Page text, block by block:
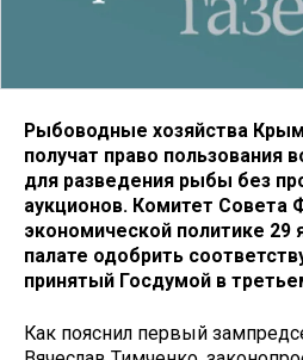
Рыбоводные хозяйства
получат право пользования
для разведения рыбы без
аукционов. Комитет Совета
экономической политике 29
палате одобрить
принятый Госдумой в
Как пояснил первый